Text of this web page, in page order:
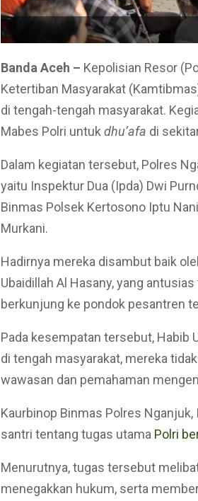
Banda Aceh – Kepolisian Resor
Ketertiban Masyarakat
di tengah-tengah masyarakat.
Mabes Polri untuk dhu’afa di
Dalam kegiatan tersebut, Polres
yaitu Inspektur Dua (Ipda) Dwi
Binmas Polsek Kertosono Iptu
Murkani.
Hadirnya mereka disambut baik
Ubaidillah Al Hasany, yang
berkunjung ke pondok pesantren
Pada kesempatan tersebut, Habib
di tengah masyarakat, mereka
wawasan dan pemahaman
Kaurbinop Binmas Polres
santri tentang tugas utama Polri
Menurutnya, tugas tersebut
menegakkan hukum, serta